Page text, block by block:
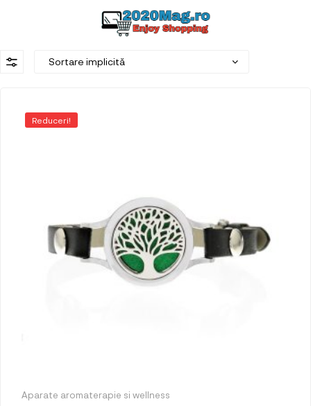
Reduceri!
Aparate aromaterapie si wellness